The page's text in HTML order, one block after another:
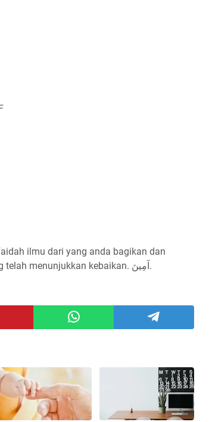
ilmu dari yang anda bagikan dan
menjadi pembuka amal² kebaikan bagi anda yang telah menunjukkan kebaikan. آمِينَ.